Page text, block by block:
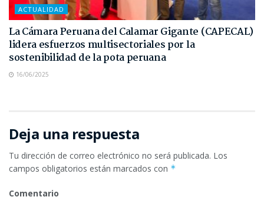
ACTUALIDAD
La Cámara Peruana del Calamar Gigante (CAPECAL)
lidera esfuerzos multisectoriales por la
sostenibilidad de la pota peruana
16/06/2025
Deja una respuesta
Tu dirección de correo electrónico no será publicada. Los
campos obligatorios están marcados con *
Comentario